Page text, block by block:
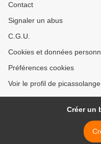
Contact
Signaler un abus
C.G.U.
Cookies et données
Préférences cookies
Voir le profil de
Créer un